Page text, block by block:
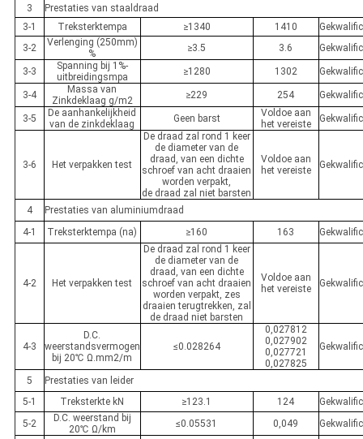
3
Prestaties van staaldraad
3-1
Treksterktempa ≥1340 1410
3-2
Verlenging (250mm)
%
≥3.5 3.6
3-3
Spanning bij 1%-
uitbreidingsmpa
≥1280 1302
3-4
Massa van
Zinkdeklaag g/m2
≥229 254
3-5
De aanhankelijkheid
van de zinkdeklaag
Geen barst
Voldoe aan
het vereiste
3-6 Het verpakken test
De draad zal rond 1 keer
de diameter van de
draad, van een dichte
schroef van acht draaien
worden verpakt,
de draad zal niet barsten
Voldoe aan
het vereiste
4
Prestaties van aluminiumdraad
4-1
Treksterktempa (na) ≥160 163
4-2 Het verpakken test
De draad zal rond 1 keer
de diameter van de
draad, van een dichte
schroef van acht draaien
worden verpakt, zes
draaien terugtrekken, zal
de draad niet barsten
Voldoe aan
het vereiste
4-3
D.C.
weerstandsvermogen
bij 20℃ Ω.mm2/m
≤0.028264
0,027812
0,027902
0,027721
0,027825
5
Prestaties van leider
5-1
Treksterkte kN ≥123.1 124
5-2
D.C. weerstand bij
20℃ Ω/km
≤0.05531 0,049